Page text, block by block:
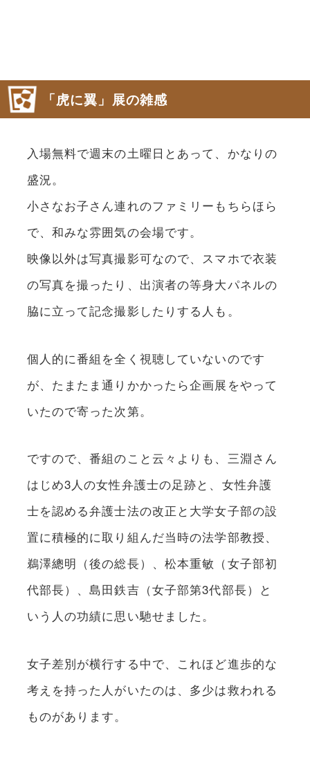
「虎に翼」展の雑感
入場無料で週末の土曜日とあって、かなりの
盛況。
小さなお子さん連れのファミリーもちらほら
で、和みな雰囲気の会場です。
映像以外は写真撮影可なので、スマホで衣装
の写真を撮ったり、出演者の等身大パネルの
脇に立って記念撮影したりする人も。
個人的に番組を全く視聴していないのです
が、たまたま通りかかったら企画展をやって
いたので寄った次第。
ですので、番組のこと云々よりも、三淵さん
はじめ3人の女性弁護士の足跡と、女性弁護
士を認める弁護士法の改正と大学女子部の設
置に積極的に取り組んだ当時の法学部教授、
鵜澤總明（後の総長）、松本重敏（女子部初
代部長）、島田鉄吉（女子部第3代部長）と
いう人の功績に思い馳せました。
女子差別が横行する中で、これほど進歩的な
考えを持った人がいたのは、多少は救われる
ものがあります。